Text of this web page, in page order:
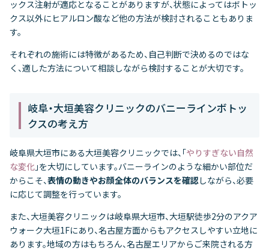
ックス注射が適応となることがありますが、状態によってはボトッ
クス以外にヒアルロン酸など他の方法が検討されることもありま
す。
それぞれの施術には特徴があるため、自己判断で決めるのではな
く、適した方法について相談しながら検討することが大切です。
岐阜・大垣美容クリニックのバニーラインボトッ
クスの考え方
岐阜県大垣市にある大垣美容クリニックでは、「やりすぎない自然
な変化 」を大切にしています。バニーラインのような細かい部位だ
からこそ、表情の動きやお顔全体のバランスを確認しながら、必要
に応じて調整を行っています。
また、大垣美容クリニックは岐阜県大垣市、大垣駅徒歩2分のアクア
ウォーク大垣1Fにあり、名古屋方面からもアクセスしやすい立地に
あります。地域の方はもちろん、名古屋エリアからご来院される方